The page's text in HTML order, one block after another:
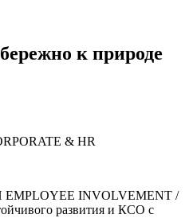
к природе
& HR
EMPLOYEE INVOLVEMENT /
развития и КСО с